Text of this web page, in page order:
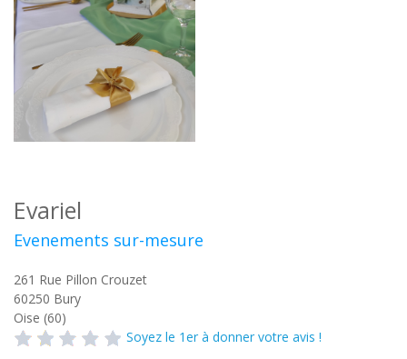
Evariel
Evenements sur-mesure
261 Rue Pillon Crouzet
60250 Bury
Oise (60)
Soyez le 1er à donner votre avis !